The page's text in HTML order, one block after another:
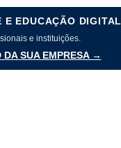
E EDUCAÇÃO DIGITAL
e instituições.
DA SUA EMPRESA →